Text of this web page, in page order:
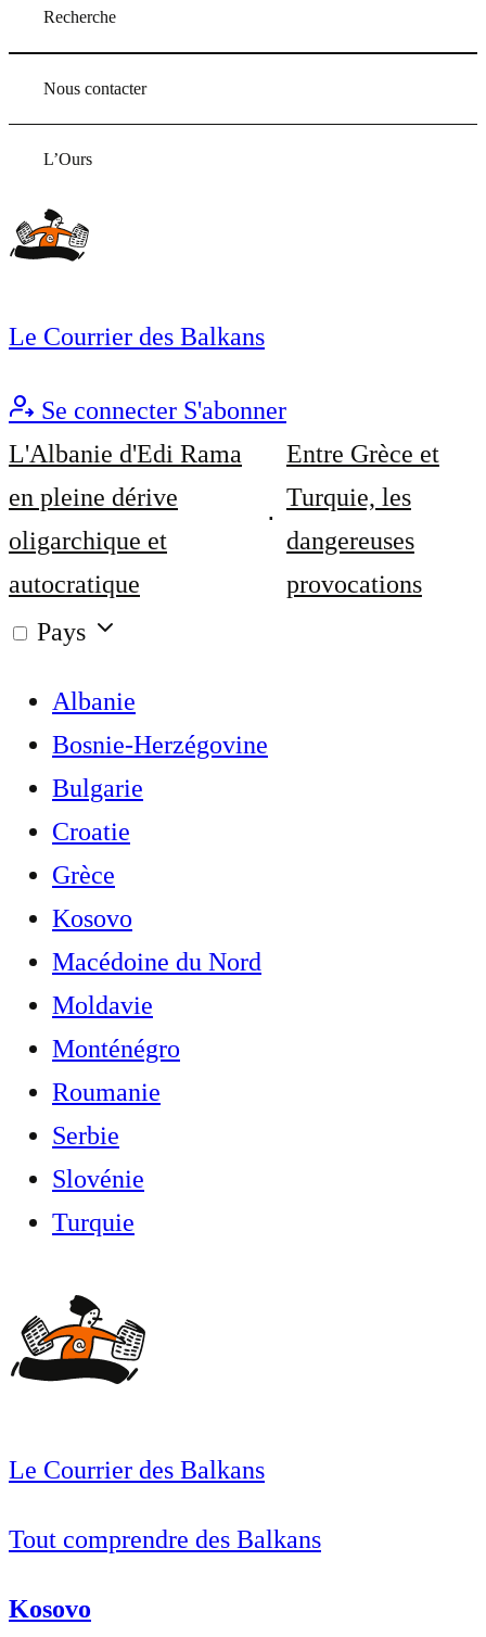
Recherche
Nous contacter
L’Ours
Le Courrier des Balkans
Se connecter S'abonner
L'Albanie d'Edi Rama
en pleine dérive
oligarchique et
autocratique
Entre Grèce et
Turquie, les
dangereuses
provocations
Pays
Albanie
Bosnie-Herzégovine
Bulgarie
Croatie
Grèce
Kosovo
Macédoine du Nord
Moldavie
Monténégro
Roumanie
Serbie
Slovénie
Turquie
Le Courrier des Balkans
Tout comprendre des Balkans
Kosovo